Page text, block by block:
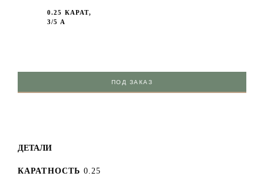
0.25 КАРАТ,
3/5 А
ПОД ЗАКАЗ
ДЕТАЛИ
КАРАТНОСТЬ 0.25